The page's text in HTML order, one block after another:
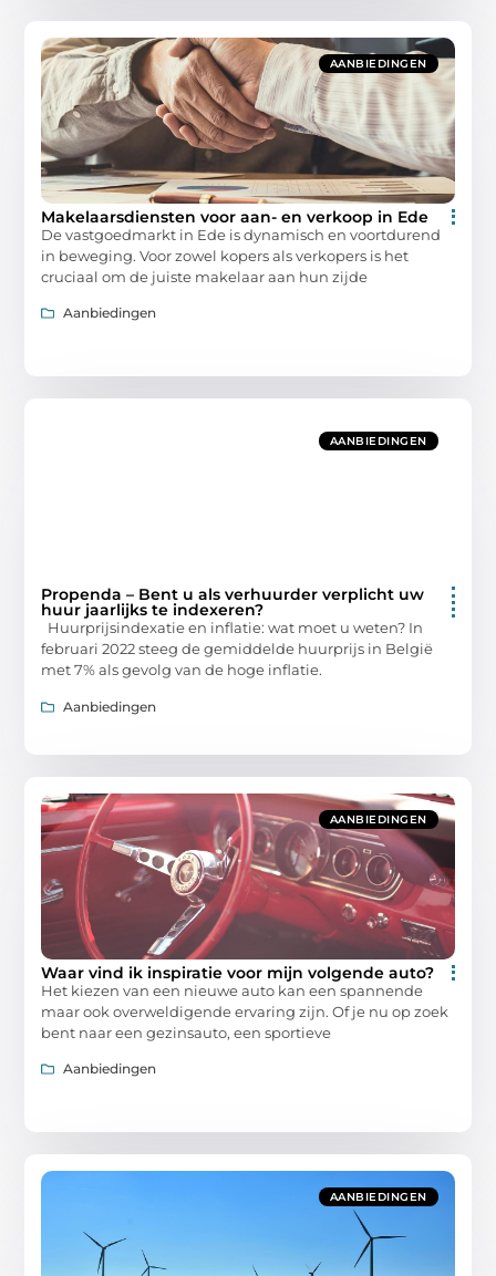
AANBIEDINGEN
Makelaarsdiensten voor aan- en verkoop in Ede
De vastgoedmarkt in Ede is dynamisch en voortdurend
in beweging. Voor zowel kopers als verkopers is het
cruciaal om de juiste makelaar aan hun zijde
Aanbiedingen
AANBIEDINGEN
Propenda – Bent u als verhuurder verplicht uw
huur jaarlijks te indexeren?
Huurprijsindexatie en inflatie: wat moet u weten? In
februari 2022 steeg de gemiddelde huurprijs in België
met 7% als gevolg van de hoge inflatie.
Aanbiedingen
AANBIEDINGEN
Waar vind ik inspiratie voor mijn volgende auto?
Het kiezen van een nieuwe auto kan een spannende
maar ook overweldigende ervaring zijn. Of je nu op zoek
bent naar een gezinsauto, een sportieve
Aanbiedingen
AANBIEDINGEN